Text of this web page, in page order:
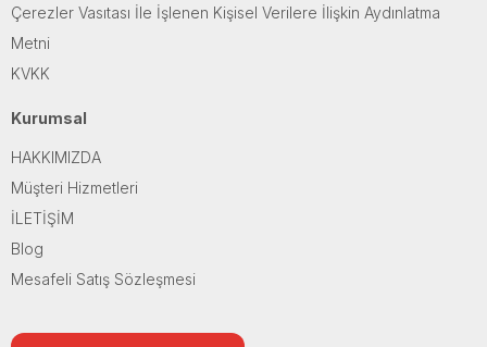
Çerezler Vasıtası İle İşlenen Kişisel Verilere İlişkin Aydınlatma
Metni
KVKK
Kurumsal
HAKKIMIZDA
Müşteri Hizmetleri
İLETİŞİM
Blog
Mesafeli Satış Sözleşmesi